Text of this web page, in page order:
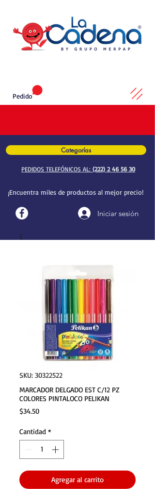
Categorías
PEDIDOS TELEFÓNICOS AL: (222) 2 46 56 30
¡Encuentra miles de productos al mejor precio!
Iniciar sesión
Pedido
SKU: 30322522
MARCADOR DELGADO EST C/12 PZ
COLORES PINTALOCO PELIKAN
$34.50Precio
Cantidad *
Agregar al carrito